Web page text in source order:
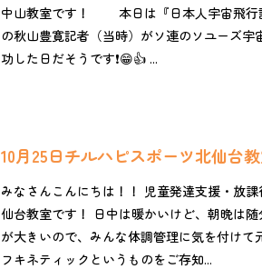
中山教室です！ 本日は『日本人宇宙飛行記
の秋山豊寛記者（当時）がソ連のソユーズ
功した日だそうです❗️😁👍 ...
10月25日チルハピスポーツ北仙台
みなさんこんにちは！！ 児童発達支援・放
仙台教室です！ 日中は暖かいけど、朝晩は
が大きいので、みんな体調管理に気を付けて
フキネティックというものをご存知...